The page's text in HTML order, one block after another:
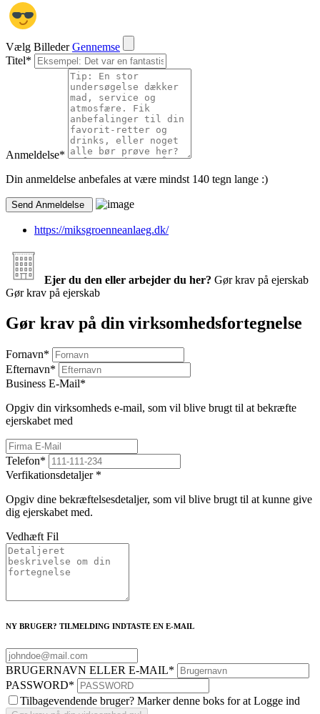
Vælg Billeder Gennemse
Titel*
Anmeldelse*
Din anmeldelse anbefales at være mindst 140 tegn lange :)
https://miksgroenneanlaeg.dk/
Ejer du den eller arbejder du her? Gør krav på ejerskab
Gør krav på ejerskab
Gør krav på din virksomhedsfortegnelse
Fornavn*
Efternavn*
Business E-Mail*
Opgiv din virksomheds e-mail, som vil blive brugt til at bekræfte
ejerskabet med
Telefon*
Verfikationsdetaljer *
Opgiv dine bekræftelsesdetaljer, som vil blive brugt til at kunne give
dig ejerskabet med.
Vedhæft Fil
NY BRUGER? TILMELDING INDTASTE EN E-MAIL
BRUGERNAVN ELLER E-MAIL*
PASSWORD*
Tilbagevendende bruger? Marker denne boks for at Logge ind